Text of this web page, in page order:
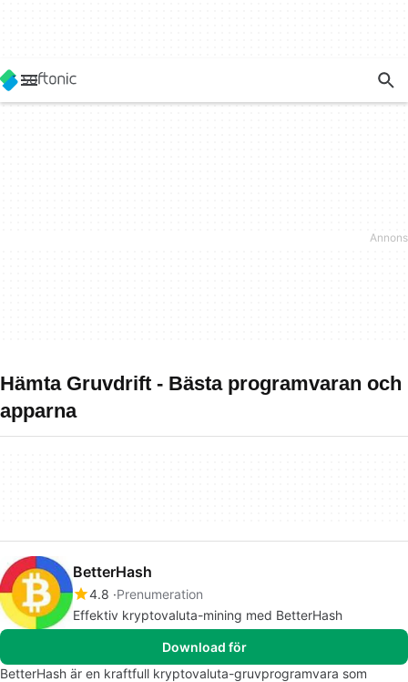
Hämta Gruvdrift - Bästa programvaran och
apparna
BetterHash
4.8 Prenumeration
Effektiv kryptovaluta-mining med BetterHash
Download för
BetterHash är en kraftfull kryptovaluta-gruvprogramvara som